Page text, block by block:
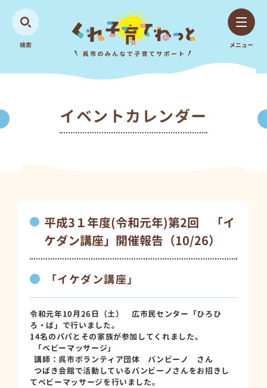
検索 メニュー
イベントカレンダー
平成3１年度(令和元年)第2回 「イ
ケダン講座」開催報告（10/26）
「イケダン講座」
令和元年10月26日（土） 広市民センター「ひろひ
ろ・ば」で行いました。
14名のパパとその家族が参加してくれました。
「ベビーマッサージ」
講師：呉市ボランティア団体 バンビーノ さん
つばき会館で活動しているバンビーノさんをお招きし
てベビーマッサージを行いました。